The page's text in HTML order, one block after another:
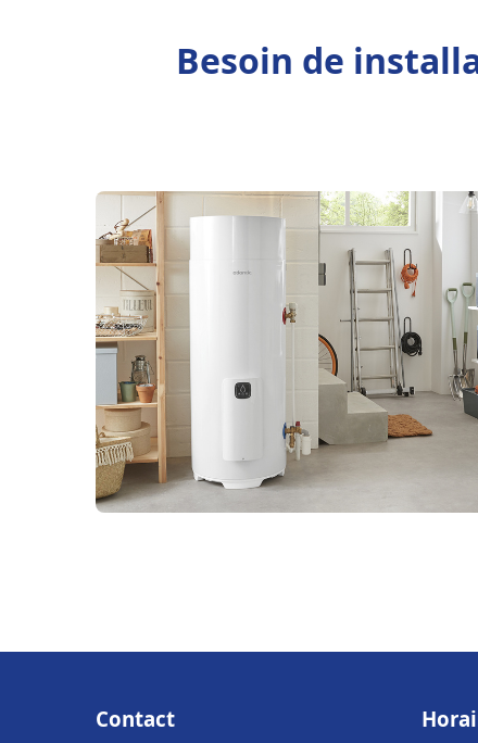
Besoin de
Contact